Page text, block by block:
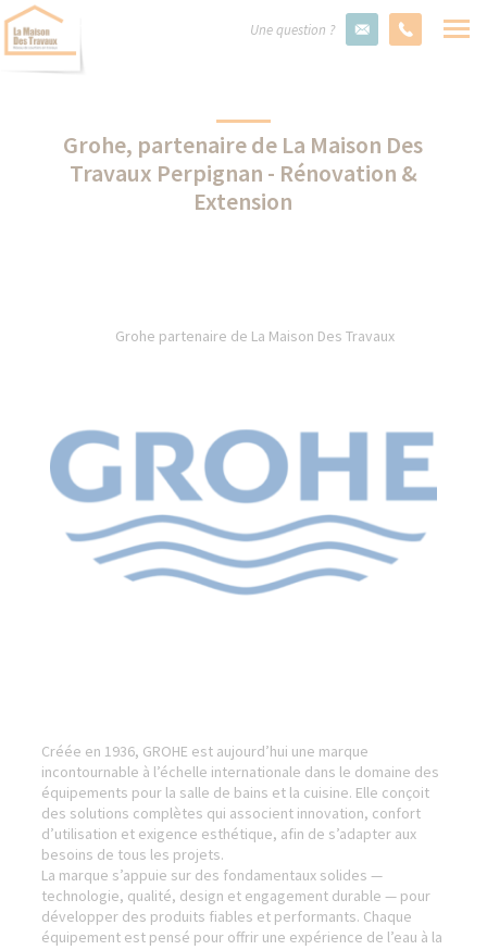
Une question ?
Grohe, partenaire de La Maison Des
Travaux Perpignan - Rénovation &
Extension
Grohe partenaire de La Maison Des Travaux
Créée en 1936, GROHE est aujourd’hui une marque
incontournable à l’échelle internationale dans le domaine des
équipements pour la salle de bains et la cuisine. Elle conçoit
des solutions complètes qui associent innovation, confort
d’utilisation et exigence esthétique, afin de s’adapter aux
besoins de tous les projets.
La marque s’appuie sur des fondamentaux solides —
technologie, qualité, design et engagement durable — pour
développer des produits fiables et performants. Chaque
équipement est pensé pour offrir une expérience de l’eau à la